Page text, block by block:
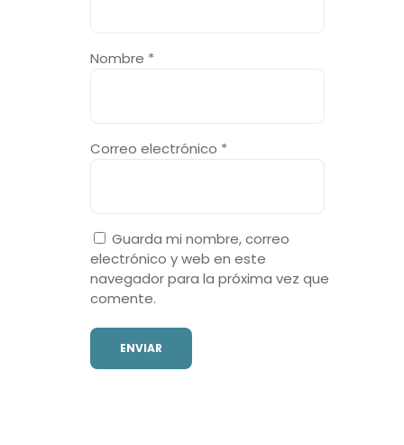
Nombre *
Correo electrónico *
Guarda mi nombre, correo
electrónico y web en este
navegador para la próxima vez que
comente.